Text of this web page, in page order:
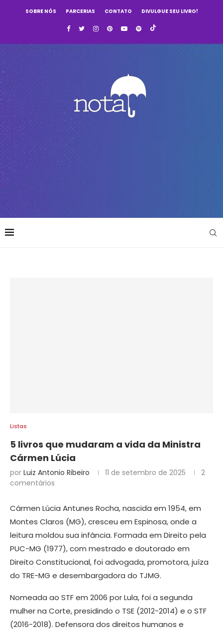
SOBRE NÓS PARCERIAS CONTATO DIVULGUE SEU LIVRO!
Listas
5 livros que mudaram a vida da Ministra
Cármen Lúcia
por Luiz Antonio Ribeiro 11 de setembro de 2025
2
comentários
Cármen Lúcia Antunes Rocha, nascida em 1954, em
Montes Claros (MG), cresceu em Espinosa, onde a
leitura moldou sua infância. Formada em Direito pela
PUC-MG (1977), com mestrado e doutorado em
Direito Constitucional, foi advogada, promotora, juíza
do TRE-MG e desembargadora do TJMG.
Nomeada ao STF em 2006 por Lula, foi a segunda
mulher na Corte, presidindo o TSE (2012-2014) e o STF
(2016-2018). Defensora dos direitos humanos e